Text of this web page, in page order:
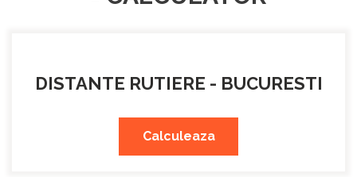
DISTANTE RUTIERE - BUCURESTI
Calculeaza